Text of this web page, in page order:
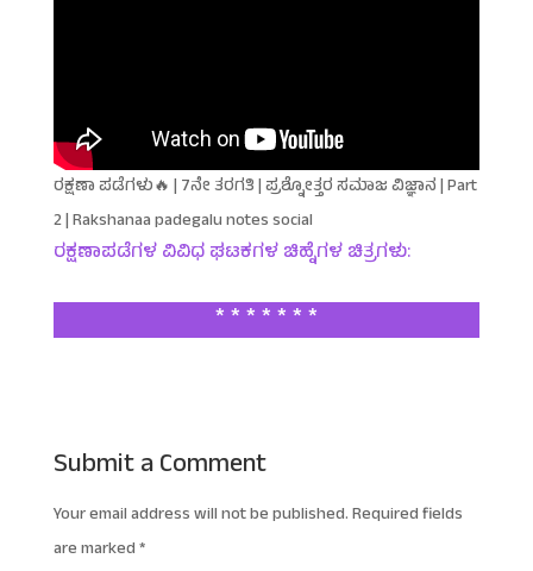
ರಕ್ಷಣಾ ಪಡೆಗಳು🔥 | 7ನೇ ತರಗತಿ | ಪ್ರಶ್ನೋತ್ತರ ಸಮಾಜ ವಿಜ್ಞಾನ | Part
2 | Rakshanaa padegalu notes social
ರಕ್ಷಣಾಪಡೆಗಳ ವಿವಿಧ ಘಟಕಗಳ ಚಿಹ್ನೆಗಳ ಚಿತ್ರಗಳು:
* * * * * * *
Submit a Comment
Your email address will not be published.Required fields
are marked*